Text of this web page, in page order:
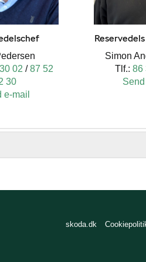
02 /87 52
30
e-mail
Simon
Tlf.: 86
Send
skoda.dk